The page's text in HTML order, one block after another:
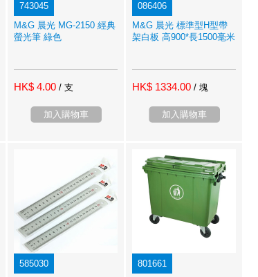
743045
M&G 晨光 MG-2150 經典
螢光筆 綠色
HK$ 4.00 / 支
加入購物車
086406
M&G 晨光 標準型H型帶
架白板 高900*長1500毫米
HK$ 1334.00 / 塊
加入購物車
585030
801661